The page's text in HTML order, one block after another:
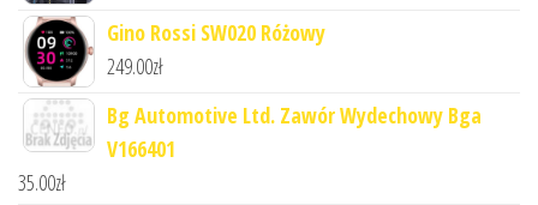
Gino Rossi SW020 Różowy
249.00zł
Bg Automotive Ltd. Zawór Wydechowy Bga
V166401
35.00zł